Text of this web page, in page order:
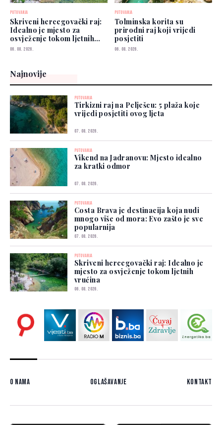
PUTOVANJA
Skriveni hercegovački raj:
Idealno je mjesto za
osvježenje tokom ljetnih
vrućina
06. 08. 2026.
PUTOVANJA
Tolminska korita su
prirodni raj koji vrijedi
posjetiti
06. 08. 2026.
Najnovije
PUTOVANJA
Tirkizni raj na Pelješcu: 5 plaža koje
vrijedi posjetiti ovog ljeta
07. 08. 2026.
PUTOVANJA
Vikend na Jadranovu: Mjesto idealno
za kratki odmor
07. 08. 2026.
PUTOVANJA
Costa Brava je destinacija koja nudi
mnogo više od mora: Evo zašto je sve
popularnija
07. 08. 2026.
PUTOVANJA
Skriveni hercegovački raj: Idealno je
mjesto za osvježenje tokom ljetnih
vrućina
06. 08. 2026.
O nama Oglašavanje Kontakt